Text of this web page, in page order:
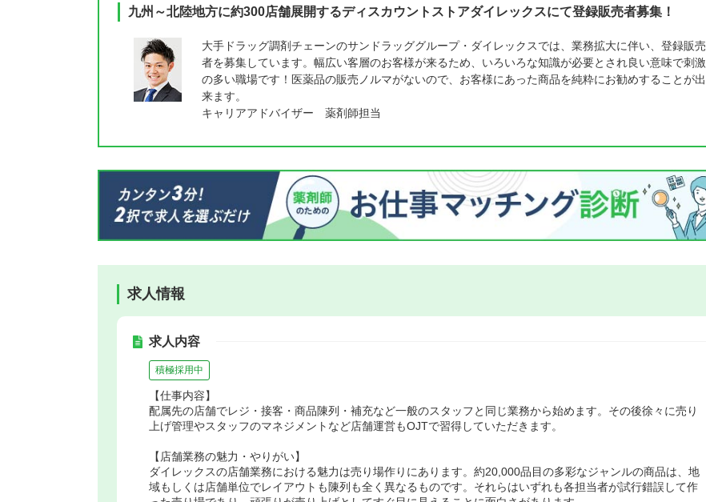
九州～北陸地方に約300店舗展開するディスカウントストアダイレックスにて登録販売者募集！
大手ドラッグ調剤チェーンのサンドラッググループ・ダイレックスでは、業務拡大に伴い、登録販売
者を募集しています。幅広い客層のお客様が来るため、いろいろな知識が必要とされ良い意味で刺激
の多い職場です！医薬品の販売ノルマがないので、お客様にあった商品を純粋にお勧めすることが出
来ます。
キャリアアドバイザー 薬剤師担当
求人情報
求人内容
積極採用中
【仕事内容】
配属先の店舗でレジ・接客・商品陳列・補充など一般のスタッフと同じ業務から始めます。その後徐々に売り
上げ管理やスタッフのマネジメントなど店舗運営もOJTで習得していただきます。
【店舗業務の魅力・やりがい】
ダイレックスの店舗業務における魅力は売り場作りにあります。約20,000品目の多彩なジャンルの商品は、地
域もしくは店舗単位でレイアウトも陳列も全く異なるものです。それらはいずれも各担当者が試行錯誤して作